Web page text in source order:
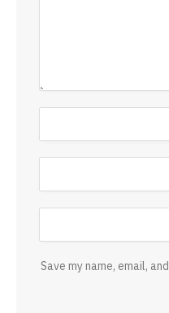
Save my name, email,